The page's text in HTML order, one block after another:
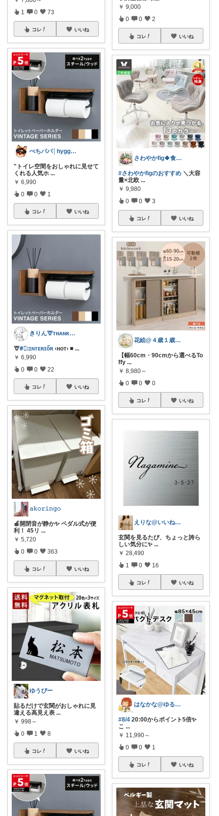
1 0 73
コレ いいね
ぺちパパ│hyggeな心意気を大切に🌿
"トイレ空間をおしゃれに見せて
くれる人気ホ ...
￥ 6,990
0 0 1
コレ いいね
きりん🦒ᴛʜᴀɴᴋs ᴀʟᴡᴀʏs.
🦒#⃞ꓽɪɴᴛᴇʀɪőʀ ‹ʜᴏᴛ› ■ ...
￥ 6,990
0 0 22
コレ いいね
𝚊𝚔𝚘𝚛𝚒𝚗𝚐𝚘
🍎開閉音が静か✨ ペダル式が便
利！ 45リ ...
￥ 5,720
0 0 363
コレ いいね
ゆうぴー
貼るだけで玄関がおしゃれに見
違える高見え表 ...
￥ 998～
0 1 8
コレ いいね
￥ 9,000
0 0 2
コレ いいね
さわやかfig🍀食と暮らしを楽しむ
#さわやかfigのおすすめ ＼大容
量×北欧 ...
￥ 9,980
0 0 3
コレ いいね
花絵@４歳１歳の時短勤務ママ🌷
【幅60cm・90cmから選べるTo
ffy ...
￥ 8,980～
0 0 0
コレ いいね
えりな@いいね100%バック💓
玄関を見るたび、ちょっと誇ら
しい気分に✨ ...
￥ 28,490
1 0 16
コレ いいね
はなかな@ゆるふわ暮らし
#8/4 20:00からポイント5倍✨
こ ...
￥ 11,990～
0 0 1
コレ いいね